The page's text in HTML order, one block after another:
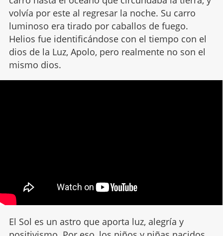
volvía por este al regresar la noche. Su carro
luminoso era tirado por caballos de fuego.
Helios fue identificándose con el tiempo con el
dios de la Luz, Apolo, pero realmente no son el
mismo dios.
El Sol es un astro que aporta luz, alegría y